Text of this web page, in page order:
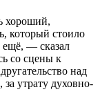
хороший,
который стоило
ещё, — сказал
со сцены к
над
утрату духовно-